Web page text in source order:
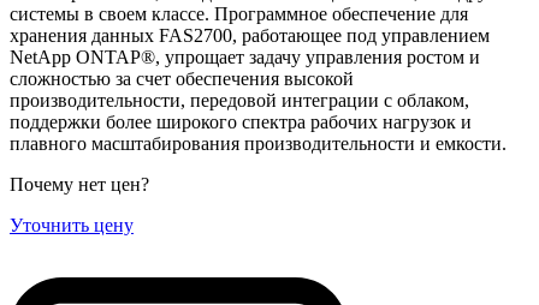
системы в своем классе. Программное обеспечение для
хранения данных FAS2700, работающее под управлением
NetApp ONTAP®, упрощает задачу управления ростом и
сложностью за счет обеспечения высокой
производительности, передовой интеграции с облаком,
поддержки более широкого спектра рабочих нагрузок и
плавного масштабирования производительности и емкости.
Почему нет цен?
Уточнить цену